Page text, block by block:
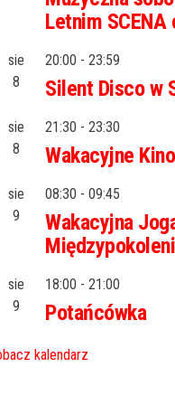
Letnim
sie
8
20:00 - 23:59
Silent Disco w
sie
8
21:30 - 23:30
Wakacyjne
sie
9
08:30 - 09:45
Wakacyjna
sie
9
18:00 - 21:00
Potańcówka
kalendarz